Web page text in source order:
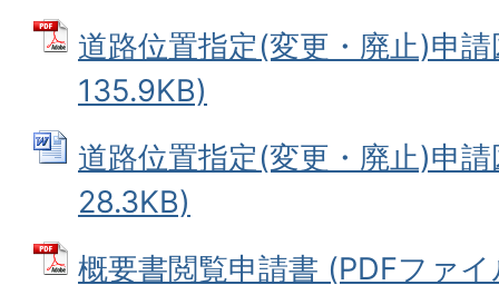
道路位置指定(変更・廃止)申
135.9KB)
道路位置指定(変更・廃止)申
28.3KB)
概要書閲覧申請書 (PDFファ